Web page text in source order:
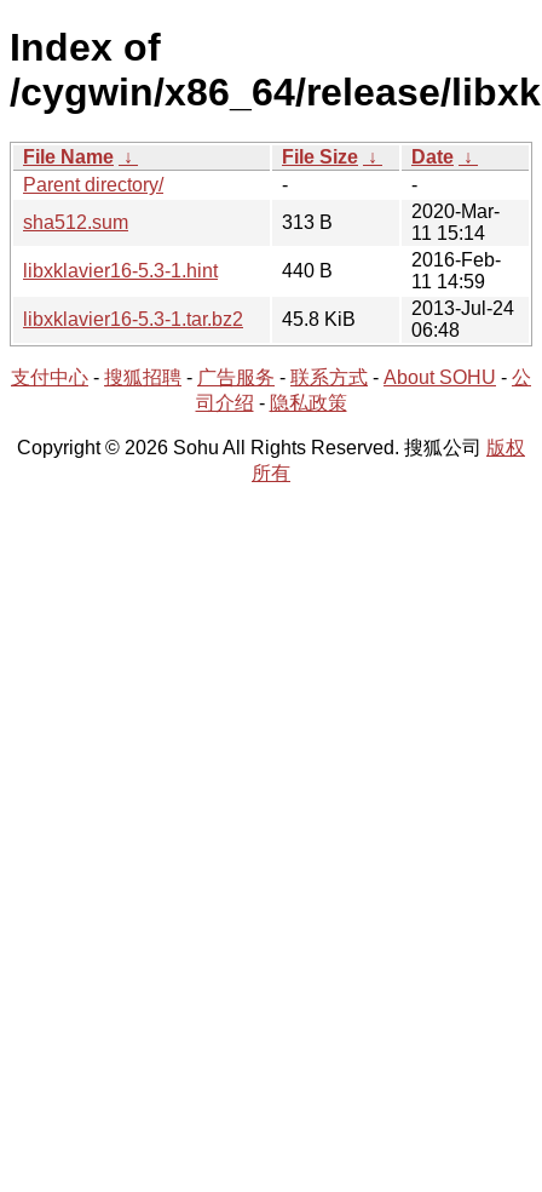
Index of
/cygwin/x86_64/release/
File Name ↓ File Size ↓ Date ↓
Parent directory/
-
-
sha512.sum
313 B
2020-Mar-
11 15:14
libxklavier16-5.3-1.hint
440 B
2016-Feb-
11 14:59
libxklavier16-5.3-1.tar.bz2
45.8 KiB
2013-Jul-24
06:48
支付中心 - 搜狐招聘 - 广告服务 - 联系方式 - About SOHU - 公
司介绍 - 隐私政策
Copyright © 2026 Sohu All Rights Reserved. 搜狐公司 版权
所有